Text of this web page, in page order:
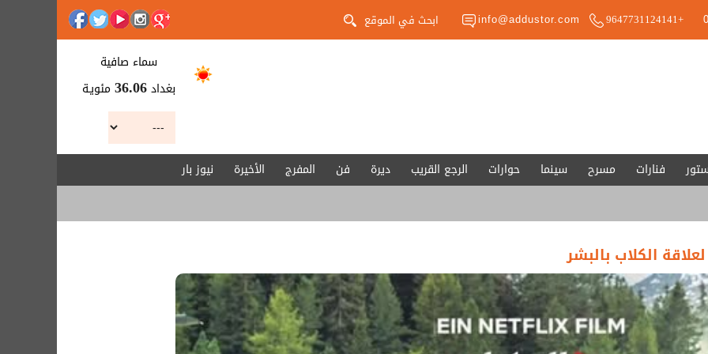
+9647731124141
info@addustor.com
سماء صافية
بغداد 36.06 مئويـة
فنارات مسرح سينما حوارات الرجع القريب ديرة فن المفرج الأخيرة
نيوز بار
الكلاب بالبشر